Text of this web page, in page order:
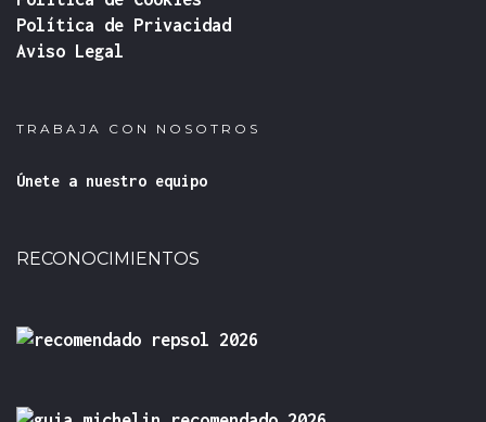
Política de Privacidad
Aviso Legal
TRABAJA CON NOSOTROS
Únete a nuestro equipo
RECONOCIMIENTOS